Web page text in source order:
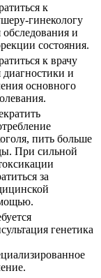
к
гинекологу
обследования и
состояния.
к врачу
диагностики и
основного
пить больше
При сильной
за
генетика